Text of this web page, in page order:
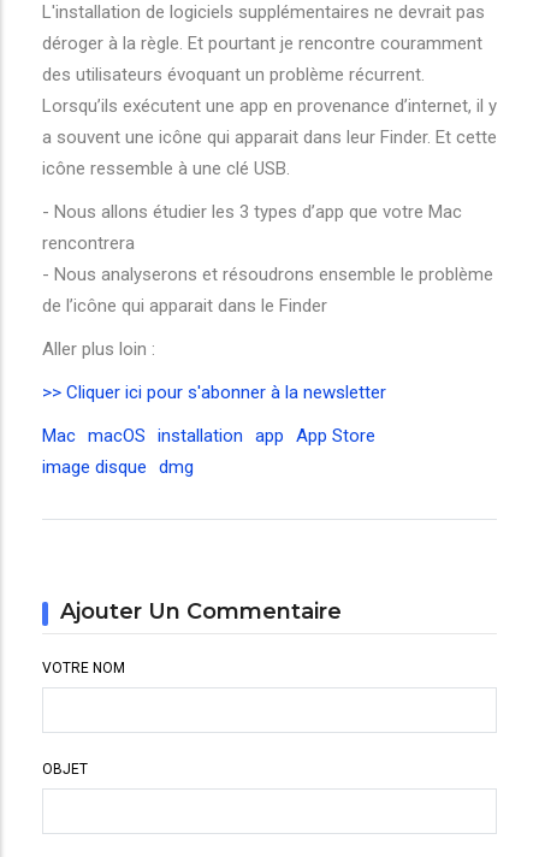
L'installation de logiciels supplémentaires ne devrait pas
déroger à la règle. Et pourtant je rencontre couramment
des utilisateurs évoquant un problème récurrent.
Lorsqu’ils exécutent une app en provenance d’internet, il y
a souvent une icône qui apparait dans leur Finder. Et cette
icône ressemble à une clé USB.
- Nous allons étudier les 3 types d’app que votre Mac
rencontrera
- Nous analyserons et résoudrons ensemble le problème
de l’icône qui apparait dans le Finder
Aller plus loin :
>> Cliquer ici pour s'abonner à la newsletter
Mac macOS installation app
App Store
image disque
dmg
Ajouter Un Commentaire
VOTRE NOM
OBJET